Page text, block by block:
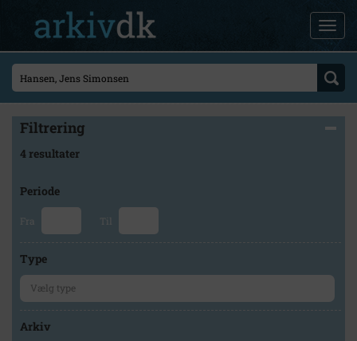
Filtrering
4 resultater
Periode
Fra Til
Type
Arkiv